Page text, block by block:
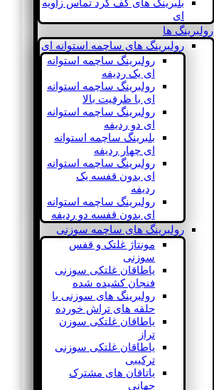
بلبرینگ های کف گرد تماس زاویه
ای
رولبرینگ ها
رولبرینگ های ساچمه استوانه ای
رولبرینگ ساچمه استوانه
ای یک ردیفه
رولبرینگ ساچمه استوانه
ای با ظرفیت بالا
رولبرینگ ساچمه استوانه
ای دو ردیفه
بلبرینگ ساچمه استوانه
ای چهار ردیفه
رولبرینگ ساچمه استوانه
ای بدون قفسه یک
ردیفه
رولبرینگ ساچمه استوانه
ای بدون قفسه دو ردیفه
رولبرینگ های ساچمه سوزنی
مونتاژ غلتک و قفس
سوزنی
یاطاقان غلتکی سوزنی
فنجان کشیده شده
رولبرینگ های سوزنی با
حلقه های تراش خورده
یاطاقان غلتکی سوزن
تراز
یاطاقان غلتکی سوزنی
ترکیبی
یاتاقان های مشترک
جهانی